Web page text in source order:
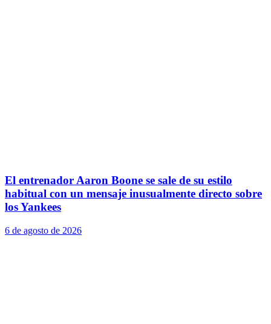
El entrenador Aaron Boone se sale de su estilo
habitual con un mensaje inusualmente directo sobre
los Yankees
6 de agosto de 2026